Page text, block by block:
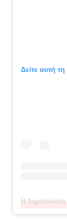
Δείτε αυτή
Η